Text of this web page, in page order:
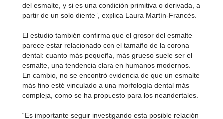
del esmalte, y si es una condición primitiva o derivada, a
partir de un solo diente”, explica Laura Martín-Francés.
El estudio también confirma que el grosor del esmalte
parece estar relacionado con el tamaño de la corona
dental: cuanto más pequeña, más grueso suele ser el
esmalte, una tendencia clara en humanos modernos.
En cambio, no se encontró evidencia de que un esmalte
más fino esté vinculado a una morfología dental más
compleja, como se ha propuesto para los neandertales.
“Es importante seguir investigando esta posible relación